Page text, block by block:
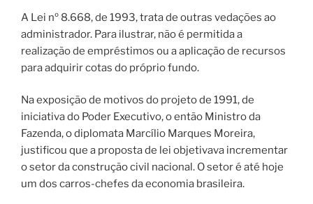
A Lei nº 8.668, de 1993, trata de outras vedações ao
administrador. Para ilustrar, não é permitida a
realização de empréstimos ou a aplicação de recursos
para adquirir cotas do próprio fundo.
Na exposição de motivos do projeto de 1991, de
iniciativa do Poder Executivo, o então Ministro da
Fazenda, o diplomata Marcílio Marques Moreira,
justificou que a proposta de lei objetivava incrementar
o setor da construção civil nacional. O setor é até hoje
um dos carros-chefes da economia brasileira.